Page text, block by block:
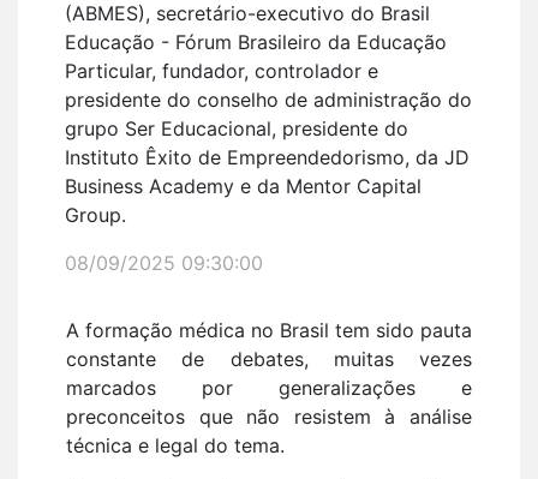
(ABMES), secretário-executivo do Brasil
Educação - Fórum Brasileiro da Educação
Particular, fundador, controlador e
presidente do conselho de administração do
grupo Ser Educacional, presidente do
Instituto Êxito de Empreendedorismo, da JD
Business Academy e da Mentor Capital
Group.
08/09/2025 09:30:00
A formação médica no Brasil tem sido pauta
constante de debates, muitas vezes
marcados por generalizações e
preconceitos que não resistem à análise
técnica e legal do tema.